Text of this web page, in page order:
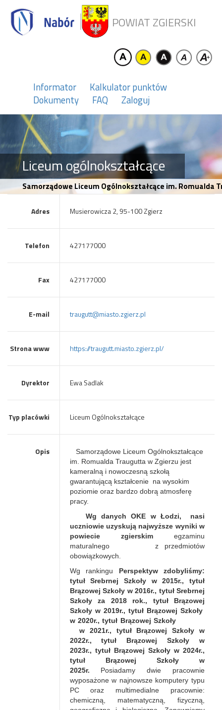
POWIAT ZGIERSKI
Informator
Kalkulator punktów
Dokumenty
FAQ Zaloguj
Liceum ogólnokształcące
Samorządowe Liceum Ogólnokształcące im. Romualda
Adres Musierowicza 2, 95-100 Zgierz
Telefon 427177000
Fax 427177000
E-mail traugutt@miasto.zgierz.pl
Strona www https://traugutt.miasto.zgierz.pl/
Dyrektor Ewa Sadlak
Typ placówki Liceum Ogólnokształcące
Opis
Samorządowe Liceum Ogólnokształcące
im. Romualda Traugutta w Zgierzu jest
kameralną i nowoczesną szkołą
gwarantującą kształcenie na wysokim
poziomie oraz bardzo dobrą atmosferę
pracy.
Wg danych OKE w Łodzi, nasi
uczniowie uzyskują najwyższe wyniki w
powiecie zgierskimegzaminu
maturalnego z przedmiotów
obowiązkowych.
Wg rankingu Perspektyw zdobyliśmy:
tytuł Srebrnej Szkoły w 2015r., tytuł
Brązowej Szkoły w 2016r., tytuł Srebrnej
Szkoły za 2018 rok., tytuł Brązowej
Szkoły w 2019r., tytuł Brązowej Szkoły
w 2020r., tytuł Brązowej Szkoły
w 2021r., tytuł Brązowej Szkoły w
2022r.,tytuł Brązowej Szkoły w
2023r., tytuł Brązowej Szkoły w 2024r.,
tytuł Brązowej Szkoły w
2025r.
Posiadamy dwie pracownie
wyposażone w najnowsze komputery typu
PC oraz multimedialne pracownie:
chemiczną, matematyczną, fizyczną,